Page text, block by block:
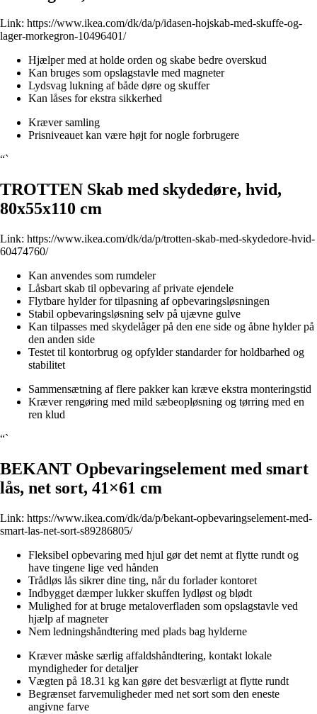
Link: https://www.ikea.com/dk/da/p/idasen-hojskab-med-skuffe-og-
lager-morkegron-10496401/
Hjælper med at holde orden og skabe bedre overskud
Kan bruges som opslagstavle med magneter
Lydsvag lukning af både døre og skuffer
Kan låses for ekstra sikkerhed
Kræver samling
Prisniveauet kan være højt for nogle forbrugere
“`
TROTTEN Skab med skydedøre, hvid,
80x55x110 cm
Link: https://www.ikea.com/dk/da/p/trotten-skab-med-skydedore-hvid-
60474760/
Kan anvendes som rumdeler
Låsbart skab til opbevaring af private ejendele
Flytbare hylder for tilpasning af opbevaringsløsningen
Stabil opbevaringsløsning selv på ujævne gulve
Kan tilpasses med skydelåger på den ene side og åbne hylder på
den anden side
Testet til kontorbrug og opfylder standarder for holdbarhed og
stabilitet
Sammensætning af flere pakker kan kræve ekstra monteringstid
Kræver rengøring med mild sæbeopløsning og tørring med en
ren klud
“`
BEKANT Opbevaringselement med smart
lås, net sort, 41×61 cm
Link: https://www.ikea.com/dk/da/p/bekant-opbevaringselement-med-
smart-las-net-sort-s89286805/
Fleksibel opbevaring med hjul gør det nemt at flytte rundt og
have tingene lige ved hånden
Trådløs lås sikrer dine ting, når du forlader kontoret
Indbygget dæmper lukker skuffen lydløst og blødt
Mulighed for at bruge metaloverfladen som opslagstavle ved
hjælp af magneter
Nem ledningshåndtering med plads bag hylderne
Kræver måske særlig affaldshåndtering, kontakt lokale
myndigheder for detaljer
Vægten på 18.31 kg kan gøre det besværligt at flytte rundt
Begrænset farvemuligheder med net sort som den eneste
angivne farve